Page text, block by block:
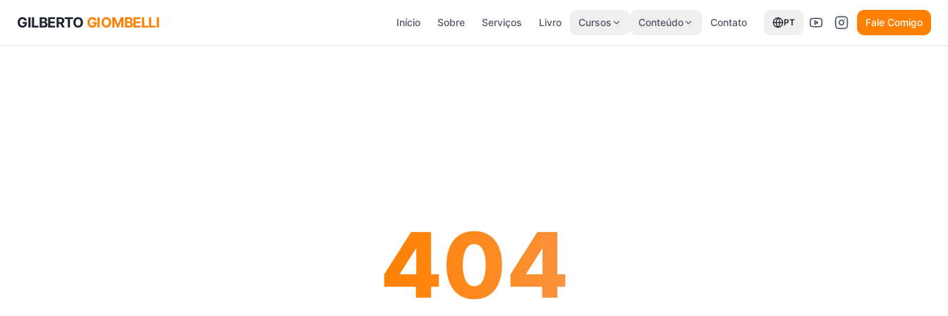
GILBERTO GIOMBELLI Início Sobre Serviços Livro Cursos Conteúdo Contato PT Fale Comigo
404